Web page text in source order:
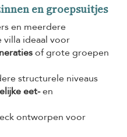
en groepsuitjes
en meerdere
ideaal voor
of grote groepen
structurele niveaus
eet-en
ontworpen voor